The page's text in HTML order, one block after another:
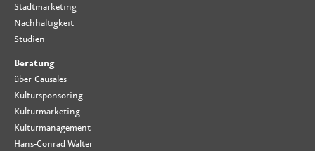
Stadtmarketing
Nachhaltigkeit
Studien
Beratung
über Causales
Kultursponsoring
Kulturmarketing
Kulturmanagement
Hans-Conrad Walter